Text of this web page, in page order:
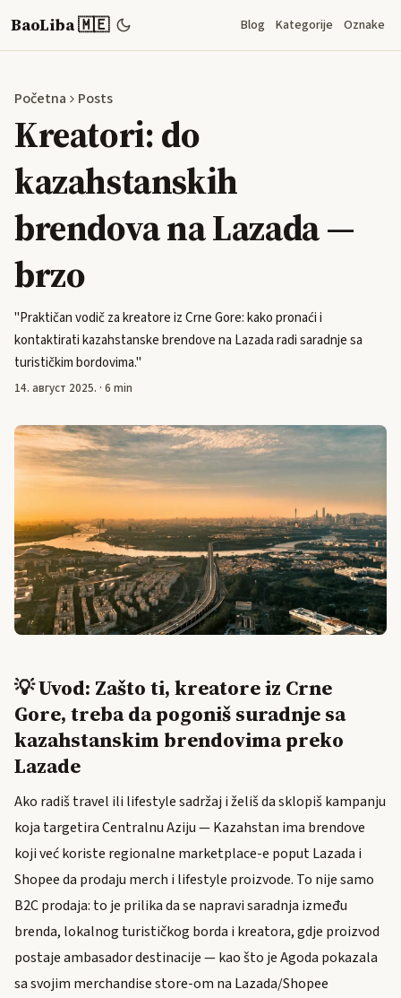
BaoLiba 🇲🇪 Blog Kategorije Oznake
Početna Posts
Kreatori: do
kazahstanskih
brendova na Lazada —
brzo
"Praktičan vodič za kreatore iz Crne Gore: kako pronaći i
kontaktirati kazahstanske brendove na Lazada radi saradnje sa
turističkim bordovima."
14. август 2025. · 6 min
💡 Uvod: Zašto ti, kreatore iz Crne
Gore, treba da pogoniš suradnje sa
kazahstanskim brendovima preko
Lazade
Ako radiš travel ili lifestyle sadržaj i želiš da sklopiš kampanju
koja targetira Centralnu Aziju — Kazahstan ima brendove
koji već koriste regionalne marketplace-e poput Lazada i
Shopee da prodaju merch i lifestyle proizvode. To nije samo
B2C prodaja: to je prilika da se napravi saradnja između
brenda, lokalnog turističkog borda i kreatora, gdje proizvod
postaje ambasador destinacije — kao što je Agoda pokazala
sa svojim merchandise store-om na Lazada/Shopee